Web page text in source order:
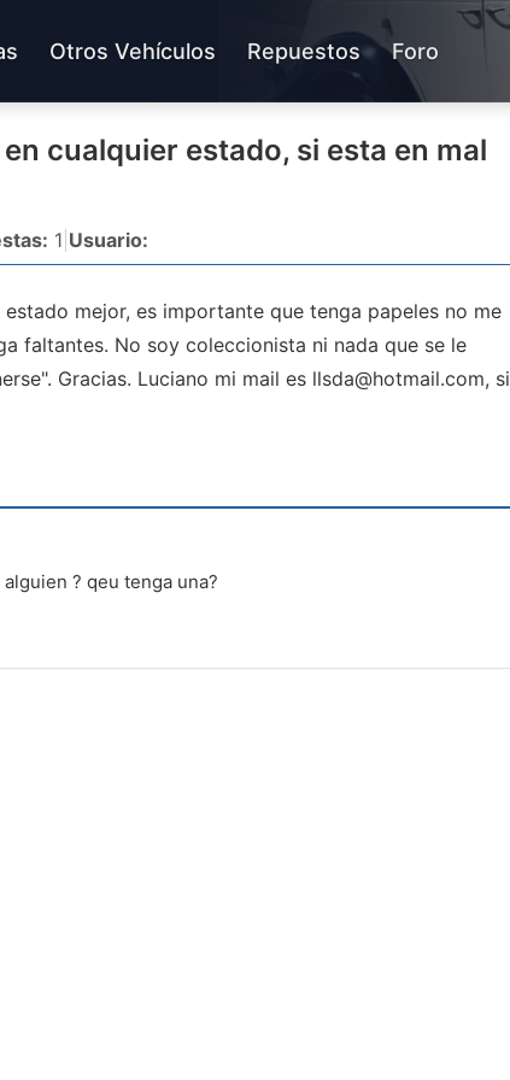
Otros Vehículos Repuestos Foro
cualquier estado, si esta en mal
1 Usuario:
mejor, es importante que tenga papeles no me
faltantes. No soy coleccionista ni nada que se le
Gracias. Luciano mi mail es llsda@hotmail.com, si
? qeu tenga una?